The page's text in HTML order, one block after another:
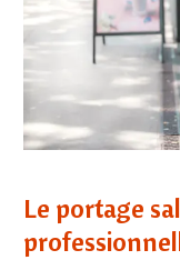
Le portage